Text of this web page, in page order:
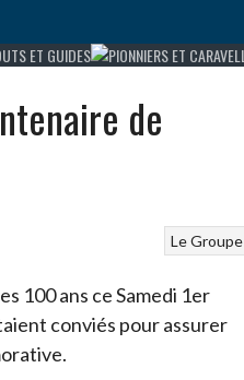
de
Le Groupe
100 ans ce Samedi 1er
conviés pour assurer